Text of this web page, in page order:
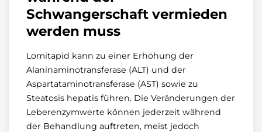
Schwangerschaft vermieden
werden muss
Lomitapid kann zu einer Erhöhung der
Alaninaminotransferase (ALT) und der
Aspartataminotransferase (AST) sowie zu
Steatosis hepatis führen. Die Veränderungen der
Leberenzymwerte können jederzeit während
der Behandlung auftreten, meist jedoch